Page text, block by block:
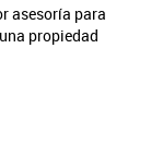
asesoría para
propiedad